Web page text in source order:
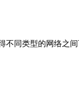
不同类型的网络之